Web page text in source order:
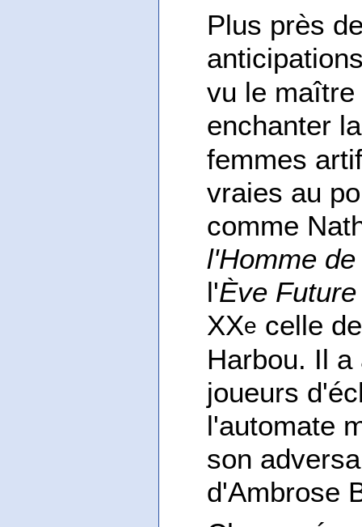
Plus près
vu le maître
enchanter
femmes
vraies au
comme
l'Homme
l'Ève Future
XXe celle
Harbou. Il
joueurs
l'automate
son
d'Ambrose